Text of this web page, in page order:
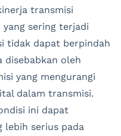
transmisi
sering terjadi
tidak dapat berpindah
disebabkan oleh
yang mengurangi
dalam transmisi.
ini dapat
lebih serius pada